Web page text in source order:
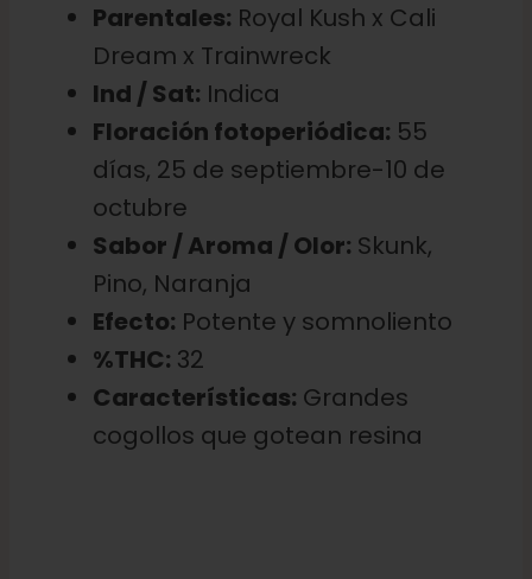
Parentales: Royal Kush x Cali
Dream x Trainwreck
Ind / Sat: Indica
Floración fotoperiódica: 55
días, 25 de septiembre-10 de
octubre
Sabor / Aroma / Olor: Skunk,
Pino, Naranja
Efecto: Potente y somnoliento
%THC: 32
Características: Grandes
cogollos que gotean resina